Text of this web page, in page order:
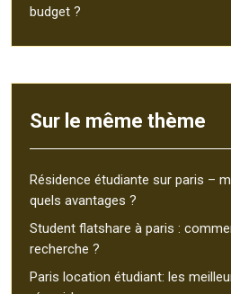
budget ?
Sur le même thème
Résidence étudiante sur paris –
quels avantages ?
Student flatshare à paris :
recherche ?
Paris location étudiant: les